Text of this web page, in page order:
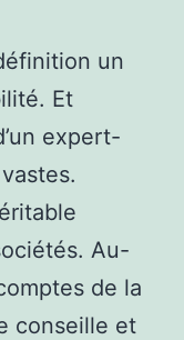
un
Et
expert-
Au-
de la
conseille et